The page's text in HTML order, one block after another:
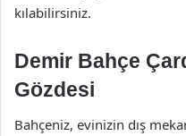
kılabilirsiniz.
Demir Bahçe
Gözdesi
Bahçeniz, evinizin dış